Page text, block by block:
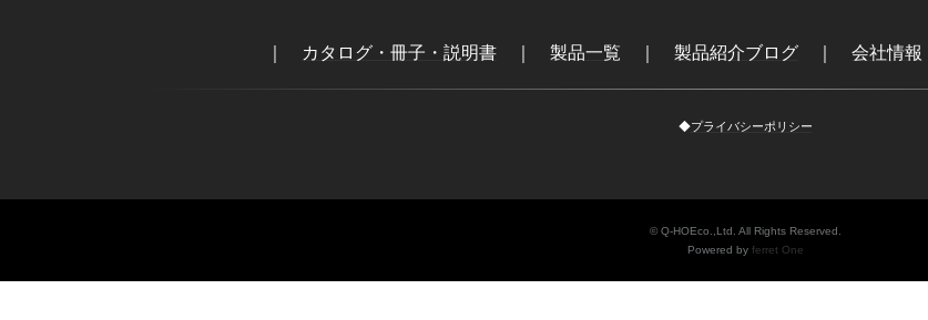
カタログ・冊子・説明書 製品一覧 製品紹介ブログ 会社情報
◆プライバシーポリシー
© Q-HOEco.,Ltd. All Rights Reserved.
Powered by ferret One